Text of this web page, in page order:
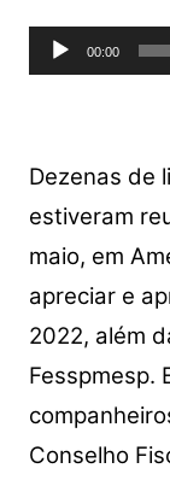
Tocador
de
00:00
Dezenas de
estiveram
maio, em
apreciar e
2022, além
Fesspmesp.
Conselho